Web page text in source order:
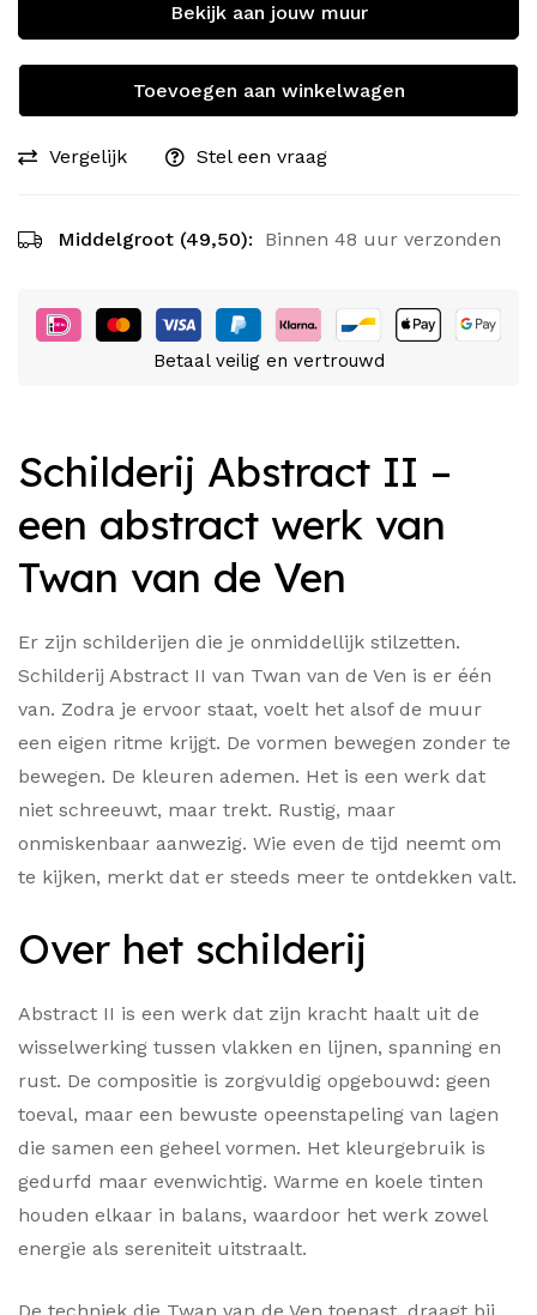
Bekijk aan jouw muur
Toevoegen aan winkelwagen
Vergelijk Stel een vraag
Middelgroot (49,50): Binnen 48 uur verzonden
Betaal veilig en vertrouwd
Schilderij Abstract II –
een abstract werk van
Twan van de Ven
Er zijn schilderijen die je onmiddellijk stilzetten.
Schilderij Abstract II van Twan van de Ven is er één
van. Zodra je ervoor staat, voelt het alsof de muur
een eigen ritme krijgt. De vormen bewegen zonder te
bewegen. De kleuren ademen. Het is een werk dat
niet schreeuwt, maar trekt. Rustig, maar
onmiskenbaar aanwezig. Wie even de tijd neemt om
te kijken, merkt dat er steeds meer te ontdekken valt.
Over het schilderij
Abstract II is een werk dat zijn kracht haalt uit de
wisselwerking tussen vlakken en lijnen, spanning en
rust. De compositie is zorgvuldig opgebouwd: geen
toeval, maar een bewuste opeenstapeling van lagen
die samen een geheel vormen. Het kleurgebruik is
gedurfd maar evenwichtig. Warme en koele tinten
houden elkaar in balans, waardoor het werk zowel
energie als sereniteit uitstraalt.